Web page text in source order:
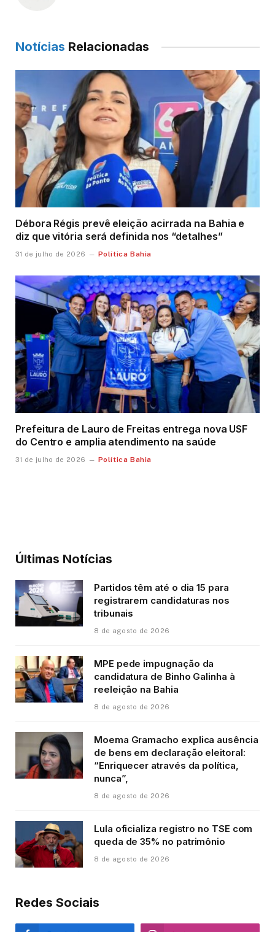
Notícias Relacionadas
Débora Régis prevê eleição acirrada na Bahia e
diz que vitória será definida nos “detalhes”
31 de julho de 2026 Política Bahia
Prefeitura de Lauro de Freitas entrega nova USF
do Centro e amplia atendimento na saúde
31 de julho de 2026 Política Bahia
Últimas Notícias
Partidos têm até o dia 15 para
registrarem candidaturas nos
tribunais
8 de agosto de 2026
MPE pede impugnação da
candidatura de Binho Galinha à
reeleição na Bahia
8 de agosto de 2026
Moema Gramacho explica ausência
de bens em declaração eleitoral:
“Enriquecer através da política,
nunca”,
8 de agosto de 2026
Lula oficializa registro no TSE com
queda de 35% no patrimônio
8 de agosto de 2026
Redes Sociais